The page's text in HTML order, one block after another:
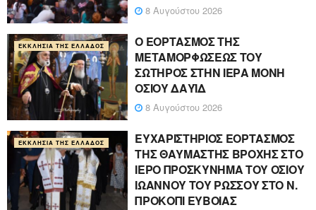
8 Αυγούστου 2026
ΕΚΚΛΗΣΊΑ ΤΗΣ ΕΛΛΆΔΟΣ
Ο ΕΟΡΤΑΣΜΟΣ ΤΗΣ
ΜΕΤΑΜΟΡΦΩΣΕΩΣ ΤΟΥ
ΣΩΤΗΡΟΣ ΣΤΗΝ ΙΕΡΑ ΜΟΝΗ
ΟΣΙΟΥ ΔΑΥΪΔ
8 Αυγούστου 2026
ΕΚΚΛΗΣΊΑ ΤΗΣ ΕΛΛΆΔΟΣ
ΕΥΧΑΡΙΣΤΗΡΙΟΣ ΕΟΡΤΑΣΜΟΣ
ΤΗΣ ΘΑΥΜΑΣΤΗΣ ΒΡΟΧΗΣ ΣΤΟ
ΙΕΡΟ ΠΡΟΣΚΥΝΗΜΑ ΤΟΥ ΟΣΙΟΥ
ΙΩΑΝΝΟΥ ΤΟΥ ΡΩΣΣΟΥ ΣΤΟ Ν.
ΠΡΟΚΟΠΙ ΕΥΒΟΙΑΣ